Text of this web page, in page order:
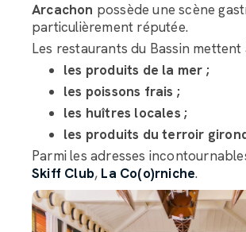
Arcachon possède une scène
particulièrement réputée.
Les restaurants du Bassin mettent
les produits de la mer ;
les poissons frais ;
les huîtres locales ;
les produits du terroir
Parmi les adresses
Skiff Club, La Co(o)rniche.